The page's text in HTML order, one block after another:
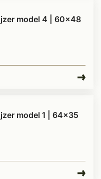
model 4 | 60x48
model 1 | 64x35